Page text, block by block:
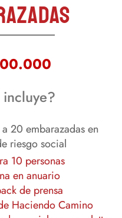
20 embarazadas en
riesgo social
10 personas
en anuario
de prensa
Haciendo Camino